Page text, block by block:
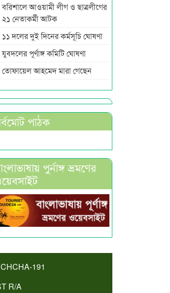
বরিশালে আওয়ামী লীগ ও ছাত্রলীগের
২১ নেতাকর্মী আটক
১১ দলের দুই দিনের কর্মসূচি ঘোষণা
যুবদলের পূর্ণাঙ্গ কমিটি ঘোষণা
তোফায়েল আহমেদ মারা গেছেন
পাঠক
পুর্নাঙ্গ ভ্রমণের
191
R/A